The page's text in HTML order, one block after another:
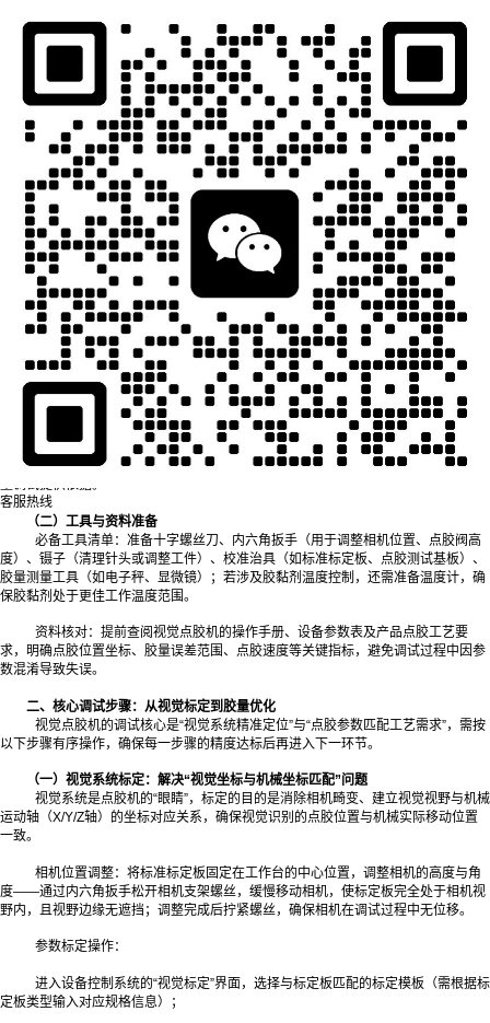
一、调试前的准备工作
调试前的充分准备是确保调试过程顺利、避免安全事故与设备损坏的基础，需
从设备检查、工具准备、参数确认三方面入手：
（一）设备状态检查
硬件连接核查：逐一检查视觉点胶机的电源线、数据线（如相机与控制器的连
接、点胶阀与气压管的连接）是否牢固，无松动、破损或接触不良现象；确认点胶针
头安装到位，无歪斜、堵塞，且与点胶阀的适配性符合设备要求（需匹配胶黏剂类型
选择合适针头）。
核心部件功能测试：开启设备电源，测试视觉系统（相机、光源）是否正常工
作——相机应能清晰捕捉视野内的目标，光源亮度可调节且无闪烁；测试点胶阀的开
关动作是否顺畅，无卡顿或漏胶情况；检查运动轴（X/Y/Z轴）的移动是否平稳，无
异响或偏移，限位开关功能正常，避免调试中出现超程碰撞。
胶黏剂准备：根据生产需求，将适配的胶黏剂倒入点胶机的胶筒中，确保胶黏
剂无气泡、无杂质（若有气泡需通过设备的“排泡功能”排除），且胶筒与点胶阀的连
接密封良好，防止漏胶。同时，确认胶黏剂的粘度、固化时间等关键特性，为后续胶
量调试提供依据。
（二）工具与资料准备
必备工具清单：准备十字螺丝刀、内六角扳手（用于调整相机位置、点胶阀高
度）、镊子（清理针头或调整工件）、校准治具（如标准标定板、点胶测试基板）、
胶量测量工具（如电子秤、显微镜）；若涉及胶黏剂温度控制，还需准备温度计，确
保胶黏剂处于更佳工作温度范围。
资料核对：提前查阅视觉点胶机的操作手册、设备参数表及产品点胶工艺要
求，明确点胶位置坐标、胶量误差范围、点胶速度等关键指标，避免调试过程中因参
数混淆导致失误。
二、核心调试步骤：从视觉标定到胶量优化
视觉点胶机的调试核心是“视觉系统精准定位”与“点胶参数匹配工艺需求”，需按
以下步骤有序操作，确保每一步骤的精度达标后再进入下一环节。
（一）视觉系统标定：解决“视觉坐标与机械坐标匹配”问题
视觉系统是点胶机的“眼睛”，标定的目的是消除相机畸变、建立视觉视野与机械
运动轴（X/Y/Z轴）的坐标对应关系，确保视觉识别的点胶位置与机械实际移动位置
一致。
相机位置调整：将标准标定板固定在工作台的中心位置，调整相机的高度与角
度——通过内六角扳手松开相机支架螺丝，缓慢移动相机，使标定板完全处于相机视
野内，且视野边缘无遮挡；调整完成后拧紧螺丝，确保相机在调试过程中无位移。
参数标定操作：
进入设备控制系统的“视觉标定”界面，选择与标定板匹配的标定模板（需根据标
定板类型输入对应规格信息）；
客服热线